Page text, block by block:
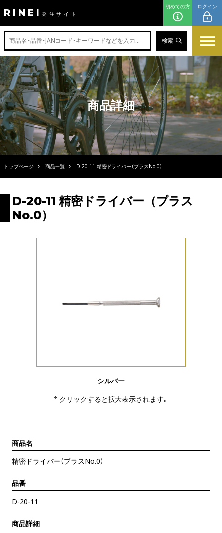
RINEI 発注サイト
初めての方 ログイン
検索
商品詳細
トップページ 商品一覧 D-20-11 精密ドライバー（プラスNo.0）
D-20-11 精密ドライバー（プラス
No.0）
シルバー
* クリックすると拡大表示されます。
商品名
精密ドライバー（プラスNo.0）
品番
D-20-11
商品詳細